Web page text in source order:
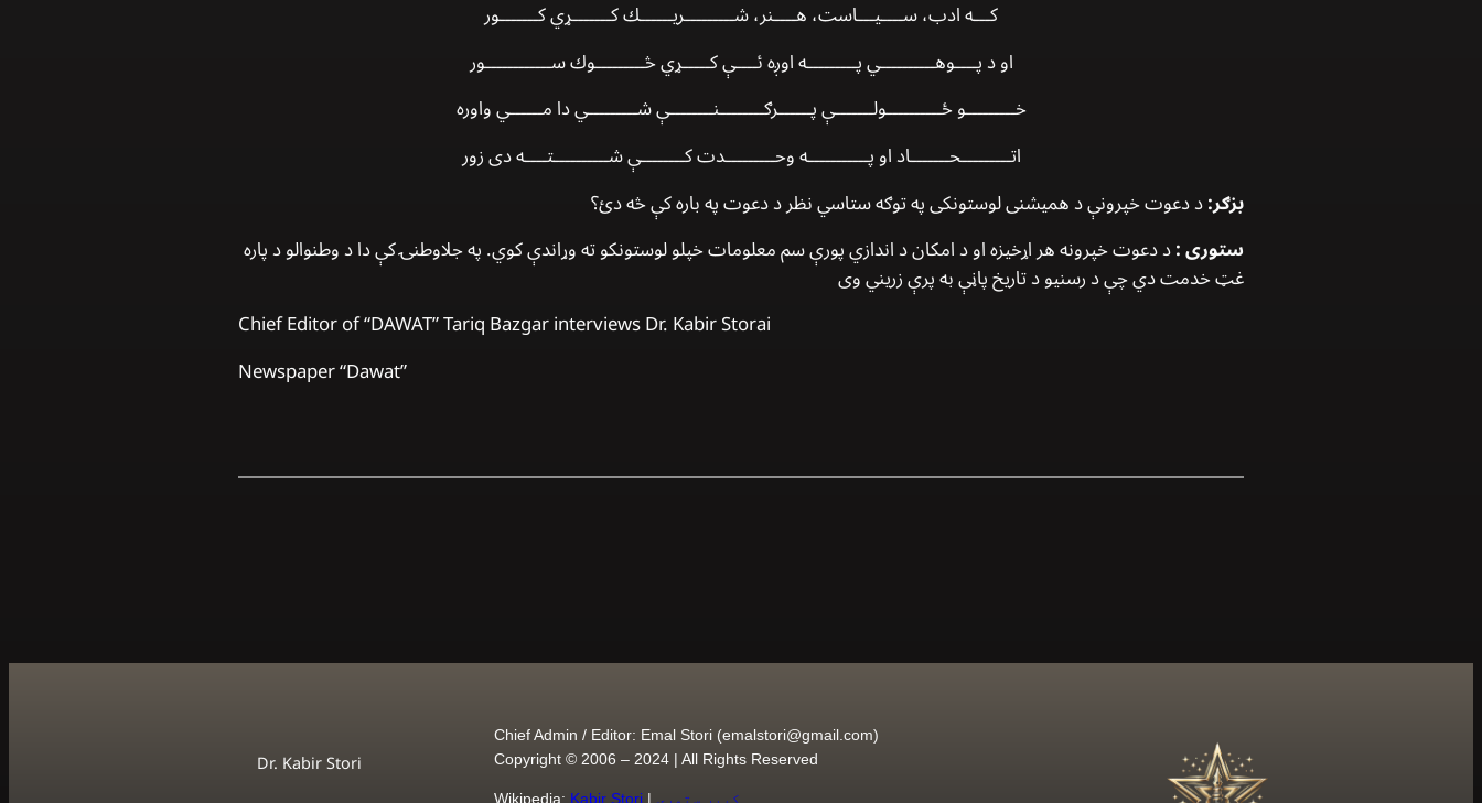
كـــه ادب، ســــيـــاست، هــــنر، شـــــــــريــــــك كـــــــړي كـــــــور
او د پــــوهــــــــــي پـــــــــه اوږه ئــــې كـــــړي څـــــــــوك ســــــــــــور
خـــــــــو ځــــــــــولـــــــې پــــــرګــــــــنــــــــې شـــــــــي دا مــــــي واوره
اتـــــــــحـــــــاد او پـــــــــــه وحـــــــــدت كــــــــې شــــــــــتــــه دى زور
بزګر:د دعوت خپرونې د هميشنى لوستونكى په توګه ستاسي نظر د دعوت په باره كې څه دئ؟
ستورى :د دعوت خپرونه هر اړخيزه او د امكان د اندازي پورې سم معلومات خپلو لوستونكو ته وړاندې كوي. په جلاوطنۍ كې دا د وطنوالو د پاره
غټ خدمت دي چې د رسنيو د تاريخ پاڼې به پرې زريني وی
Chief Editor of “DAWAT” Tariq Bazgar interviews Dr. Kabir Storai
Newspaper “Dawat”
Chief Admin / Editor: Emal Stori (emalstori@gmail.com)
Copyright © 2006 – 2024 | All Rights Reserved
Wikipedia: Kabir Stori | کبیر ستوری
Dr. Kabir Stori